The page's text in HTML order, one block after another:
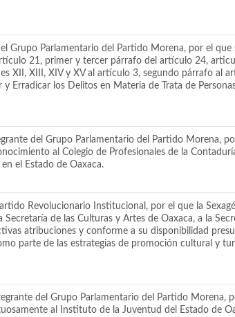
Grupo Parlamentario del Partido Morena, por el
21, primer y tercer párrafo del artículo 24,
XII, XIII, XIV y XV al artículo 3, segundo párrafo al
los Delitos en Materia de Trata de
del Grupo Parlamentario del Partido Morena,
al Colegio de Profesionales de la
el Estado de Oaxaca.
Revolucionario Institucional, por el que la
de las Culturas y Artes de Oaxaca, a la
atribuciones y conforme a su disponibilidad
parte de las estrategias de promoción cultural y
del Grupo Parlamentario del Partido Morena,
al Instituto de la Juventud del Estado de